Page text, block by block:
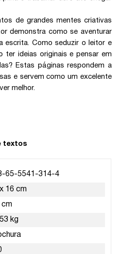
de grandes mentes criativas
demonstra como se aventurar
escrita. Como seduzir o leitor e
ter ideias originais e pensar em
Estas páginas respondem a
e servem como um excelente
melhor.
textos
65-5541-314-4
16 cm
cm
kg